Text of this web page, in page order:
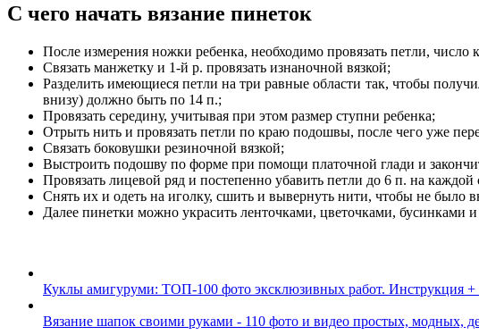
С чего начать вязание пинеток
После измерения ножки ребенка, необходимо провязать петли,
Связать манжетку и 1-й р. провязать изнаночной вязкой;
Разделить имеющиеся петли на три равные области так, чтобы
внизу) должно быть по 14 п.;
Провязать середину, учитывая при этом размер ступни ребенка;
Отрыть нить и провязать петли по краю подошвы, после чего уже
Связать боковушки резиночной вязкой;
Выстроить подошву по форме при помощи платочной глади и
Провязать лицевой ряд и постепенно убавить петли до 6 п. на каждой
Снять их и одеть на иголку, сшить и вывернуть нити, чтобы не
Далее пинетки можно украсить ленточками, цветочками, бусинками
Куклы амигуруми: ТОП-100 фото эксклюзивных работ. Инструкция
Вязание шапок своими руками - 110 фото и видео простых, модных,